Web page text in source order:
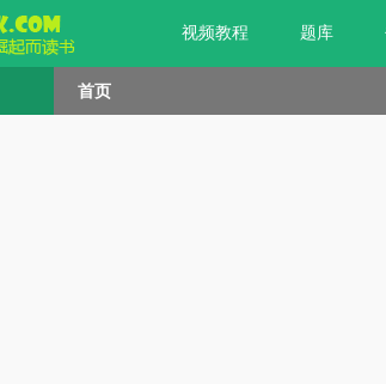
视频教程 题库
首页